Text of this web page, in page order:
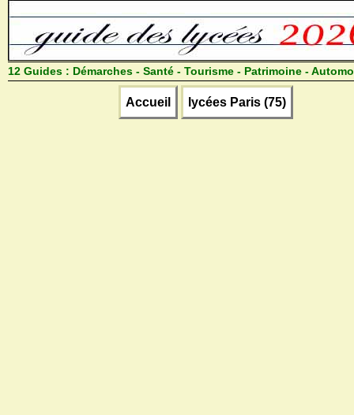
12 Guides : Démarches - Santé - Tourisme - Patrimoine -
Accueil lycées Paris (75)